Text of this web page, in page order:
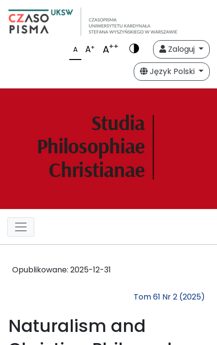
A A+ A++
Zaloguj
Język Polski
Opublikowane: 2025-12-31
Tom 61 Nr 2 (2025)
Naturalism and